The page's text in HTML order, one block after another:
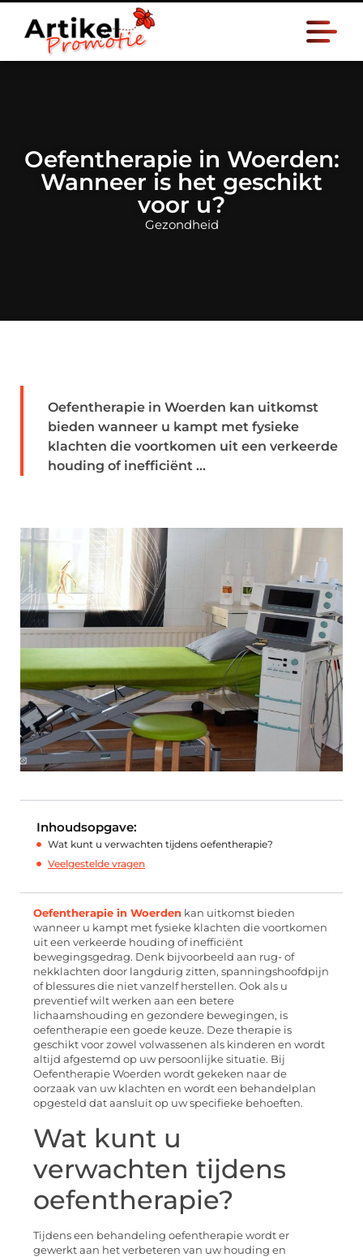
Oefentherapie in Woerden:
Wanneer is het geschikt
voor u?
Gezondheid
Oefentherapie in Woerden kan uitkomst
bieden wanneer u kampt met fysieke
klachten die voortkomen uit een verkeerde
houding of inefficiënt ...
Inhoudsopgave:
Wat kunt u verwachten tijdens oefentherapie?
Veelgestelde vragen
Oefentherapie in Woerden kan uitkomst bieden
wanneer u kampt met fysieke klachten die voortkomen
uit een verkeerde houding of inefficiënt
bewegingsgedrag. Denk bijvoorbeeld aan rug- of
nekklachten door langdurig zitten, spanningshoofdpijn
of blessures die niet vanzelf herstellen. Ook als u
preventief wilt werken aan een betere
lichaamshouding en gezondere bewegingen, is
oefentherapie een goede keuze. Deze therapie is
geschikt voor zowel volwassenen als kinderen en wordt
altijd afgestemd op uw persoonlijke situatie. Bij
Oefentherapie Woerden wordt gekeken naar de
oorzaak van uw klachten en wordt een behandelplan
opgesteld dat aansluit op uw specifieke behoeften.
Wat kunt u
verwachten tijdens
oefentherapie?
Tijdens een behandeling oefentherapie wordt er
gewerkt aan het verbeteren van uw houding en